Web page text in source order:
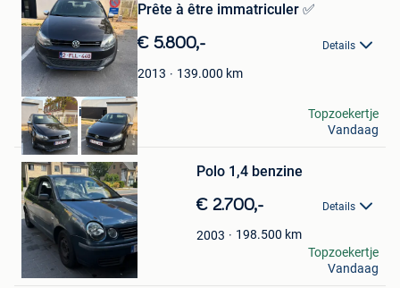
in
Mijn
Favorieten
Prête à être immatriculer ✅
€ 5.800,- Details
2013 139.000 km
Deniz Deniz
Dilbeek
Topzoekertje
Vandaag
Bewaren
in
Mijn
Favorieten
Polo 1,4 benzine
€ 2.700,- Details
2003 198.500 km
Aksel
Beverlo
Topzoekertje
Vandaag